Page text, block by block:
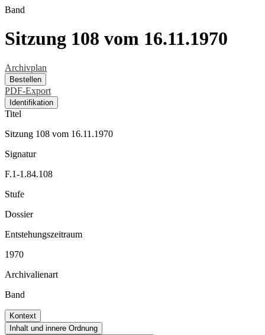
Band
Sitzung 108 vom 16.11.1970
Archivplan
Bestellen
PDF-Export
Identifikation
Titel
Sitzung 108 vom 16.11.1970
Signatur
F.1-1.84.108
Stufe
Dossier
Entstehungszeitraum
1970
Archivalienart
Band
Kontext
Inhalt und innere Ordnung